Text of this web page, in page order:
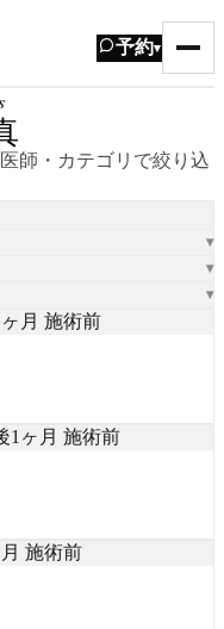
予約▾
師・カテゴリで絞り込